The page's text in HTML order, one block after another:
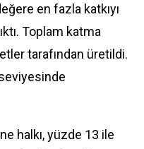
en fazla katkıyı
Toplam katma
tarafından üretildi.
halkı, yüzde 13 ile